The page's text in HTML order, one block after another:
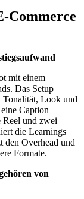
Commerce
mit einem
Das Setup
Tonalität, Look und
Caption
Reel und zwei
die Learnings
den Overhead und
Formate.
von